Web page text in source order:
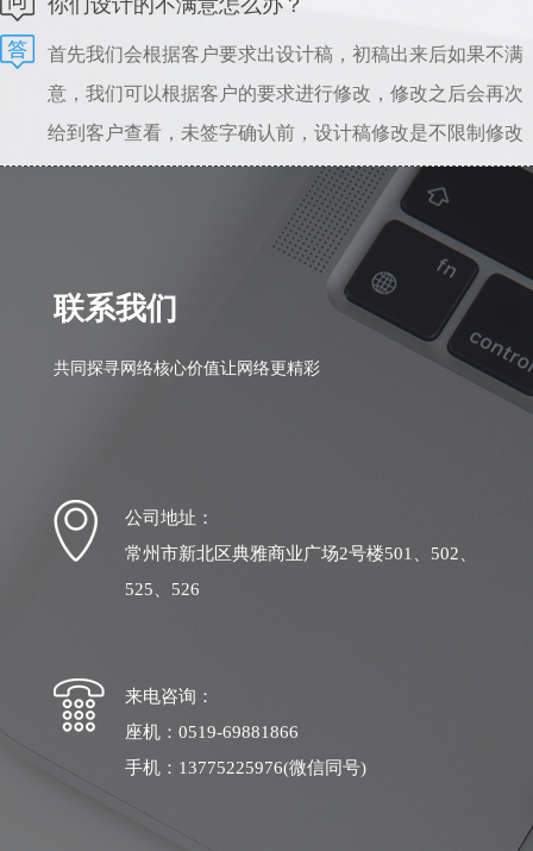
你们设计的不满意怎么办？
首先我们会根据客户要求出设计稿，初稿出来后如果不满
意，我们可以根据客户的要求进行修改，修改之后会再次
给到客户查看，未签字确认前，设计稿修改是不限制修改
次数的。所以只要能给到准确的修改意见，是不会存在设
计一直不满意的情况。若初稿我司设计人员理解错误，相
差较大，我司愿意从头做起，之前的全部工作量我们愿意
自行承担。
联系我们
共同探寻网络核心价值让网络更精彩
公司地址：
常州市新北区典雅商业广场2号楼501、502、
525、526
来电咨询：
座机：0519-69881866
手机：13775225976(微信同号)